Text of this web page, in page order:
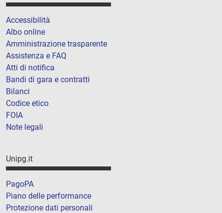
Accessibilità
Albo online
Amministrazione trasparente
Assistenza e FAQ
Atti di notifica
Bandi di gara e contratti
Bilanci
Codice etico
FOIA
Note legali
Unipg.it
PagoPA
Piano delle performance
Protezione dati personali